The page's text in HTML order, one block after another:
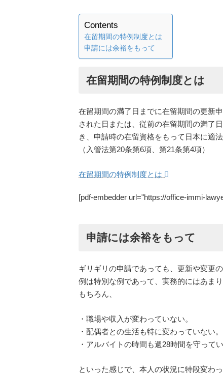
Contents
在留期間の特例制度とは
申請には余裕をもって
在留期間の特例制度とは
在留期間の満了日までに在留期間の更新
された日または、従前の在留期間の満了
き、申請時の在留資格をもって日本に適
（入管法第20条第6項、第21条第4項）
在留期間の特例制度とは
[pdf-embedder url="https://office-immi-
申請には余裕をもって
ギリギリの申請であっても、更新や変更
例は特別な例であって、実務的にはあま
もちろん、
・職場や収入が変わっていない。
・配偶者との生活も特に変わっていない。
・アルバイトの時間も週28時間を守ってい
といった感じで、本人の状況に特段変わ